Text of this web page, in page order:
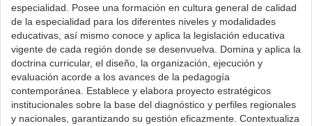
especialidad. Posee una formación en cultura general de calidad
de la especialidad para los diferentes niveles y modalidades
educativas, así mismo conoce y aplica la legislación educativa
vigente de cada región donde se desenvuelva. Domina y aplica la
doctrina curricular, el diseño, la organización, ejecución y
evaluación acorde a los avances de la pedagogía
contemporánea. Establece y elabora proyecto estratégicos
institucionales sobre la base del diagnóstico y perfiles regionales
y nacionales, garantizando su gestión eficazmente. Contextualiza